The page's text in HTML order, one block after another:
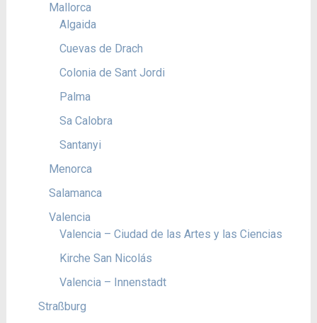
Mallorca
Algaida
Cuevas de Drach
Colonia de Sant Jordi
Palma
Sa Calobra
Santanyi
Menorca
Salamanca
Valencia
Valencia – Ciudad de las Artes y las Ciencias
Kirche San Nicolás
Valencia – Innenstadt
Straßburg